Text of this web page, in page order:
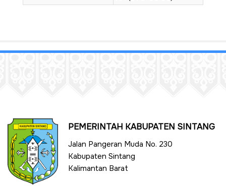
PEMERINTAH KABUPATEN SINTANG
Jalan Pangeran Muda No. 230
Kabupaten Sintang
Kalimantan Barat